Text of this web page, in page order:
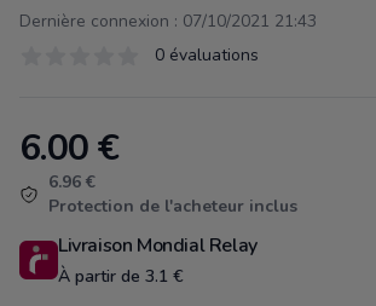
Dernière connexion : 07/10/2021 21:43
0 évaluations
Product information
6.00€
6.96 €
Protection de l'acheteur inclus
Livraison Mondial Relay
À partir de 3.1 €